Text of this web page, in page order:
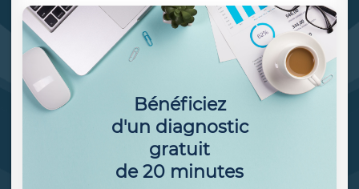
Bénéficiez
d'un diagnostic
gratuit
de 20 minutes